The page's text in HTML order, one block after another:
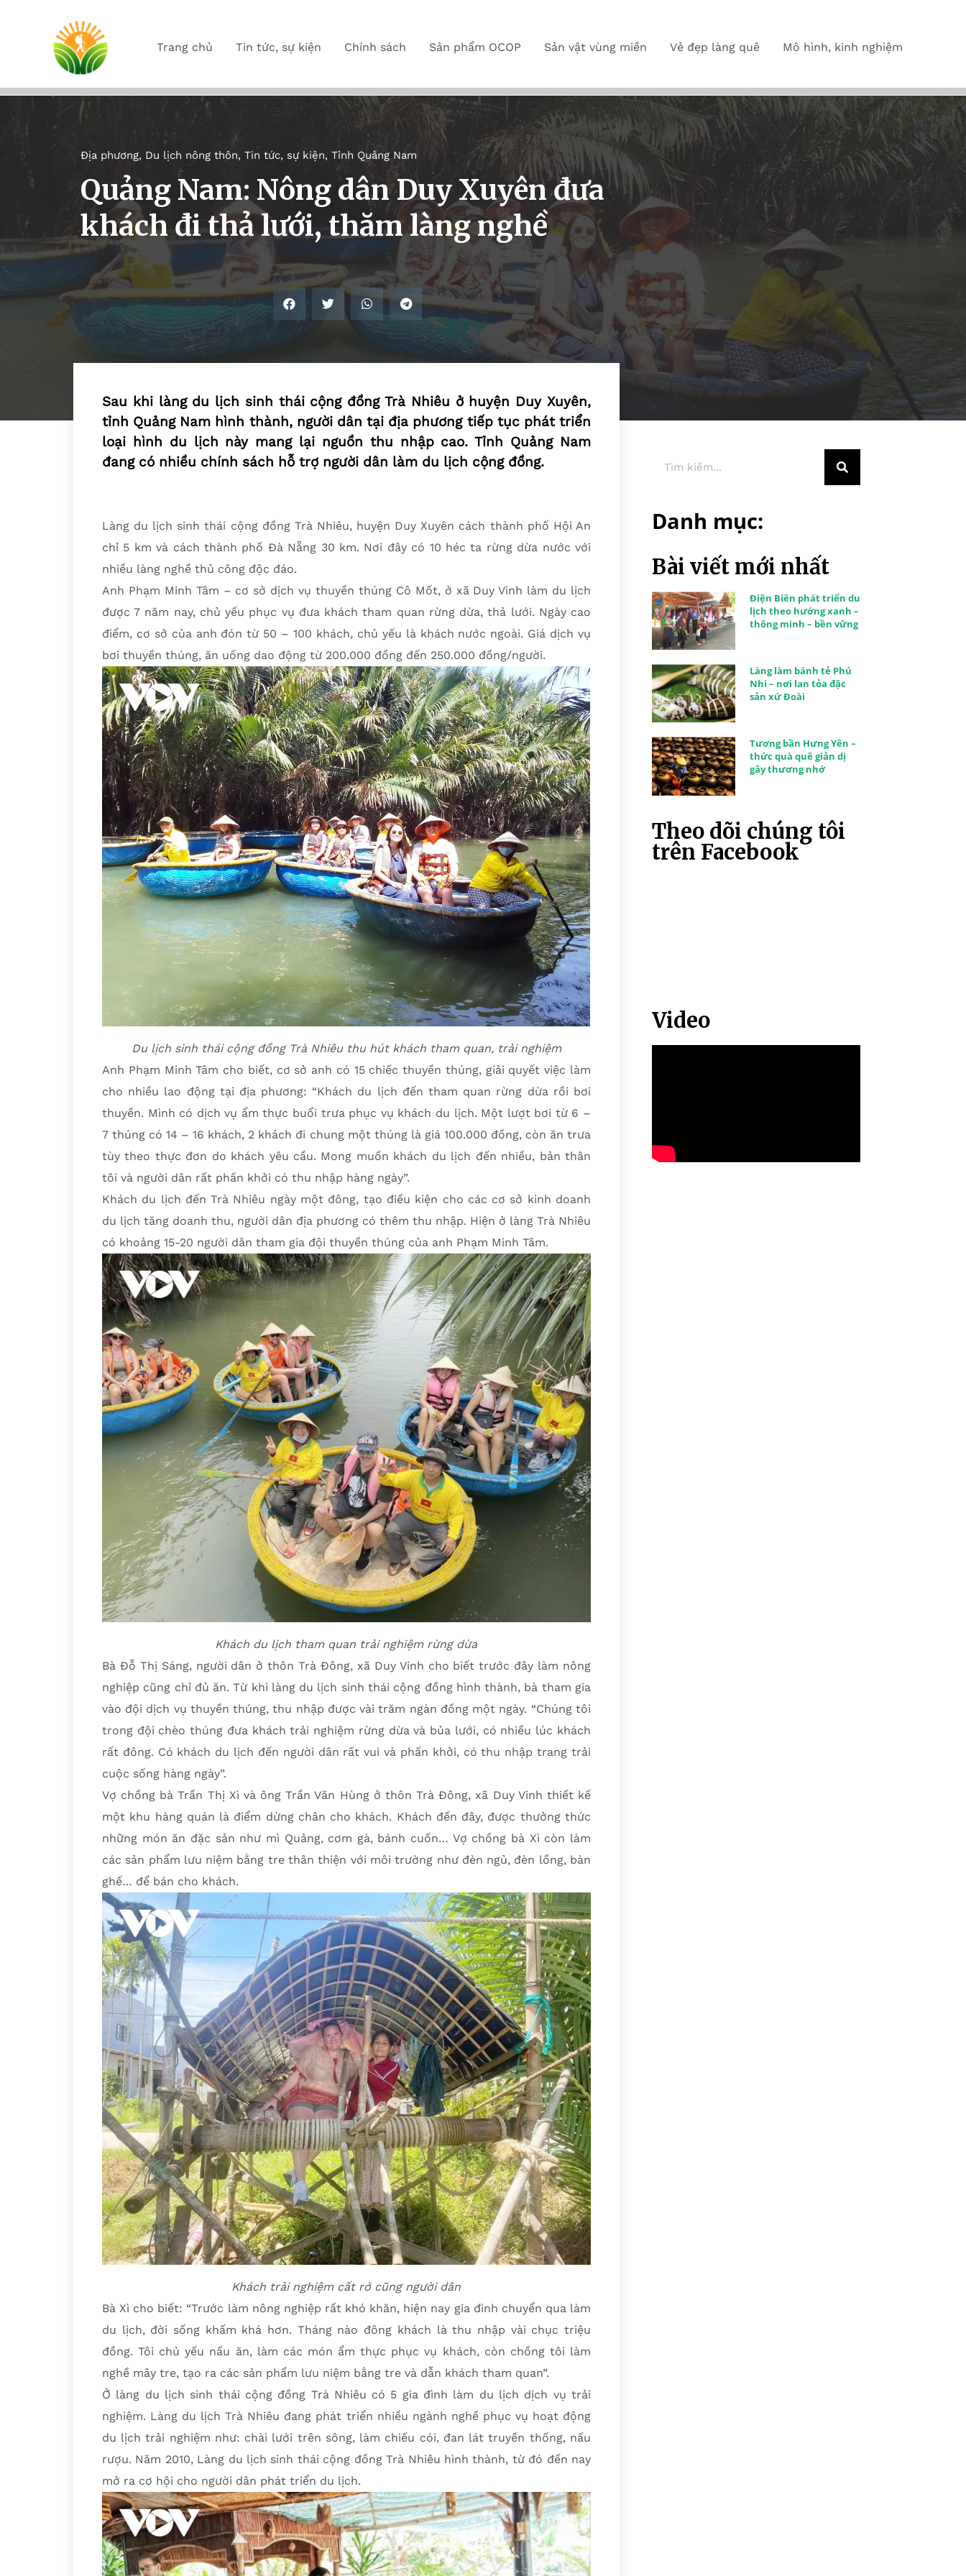
Trang chủ Tin tức, sự kiện Chính sách Sản phẩm OCOP Sản vật vùng miền Vẻ đẹp làng quê Mô hình, kinh nghiệm
Địa phương, Du lịch nông thôn, Tin tức, sự kiện, Tỉnh Quảng Nam
Quảng Nam: Nông dân Duy Xuyên đưa
khách đi thả lưới, thăm làng nghề
Sau khi làng du lịch sinh thái cộng đồng Trà Nhiêu ở huyện Duy Xuyên,
tỉnh Quảng Nam hình thành, người dân tại địa phương tiếp tục phát triển
loại hình du lịch này mang lại nguồn thu nhập cao. Tỉnh Quảng Nam
đang có nhiều chính sách hỗ trợ người dân làm du lịch cộng đồng.
Làng du lịch sinh thái cộng đồng Trà Nhiêu, huyện Duy Xuyên cách thành phố Hội An
chỉ 5 km và cách thành phố Đà Nẵng 30 km. Nơi đây có 10 héc ta rừng dừa nước với
nhiều làng nghề thủ công độc đáo.
Anh Phạm Minh Tâm – cơ sở dịch vụ thuyền thúng Cô Mốt, ở xã Duy Vinh làm du lịch
được 7 năm nay, chủ yếu phục vụ đưa khách tham quan rừng dừa, thả lưới. Ngày cao
điểm, cơ sở của anh đón từ 50 – 100 khách, chủ yếu là khách nước ngoài. Giá dịch vụ
bơi thuyền thúng, ăn uống dao động từ 200.000 đồng đến 250.000 đồng/người.
Du lịch sinh thái cộng đồng Trà Nhiêu thu hút khách tham quan, trải nghiệm
Anh Phạm Minh Tâm cho biết, cơ sở anh có 15 chiếc thuyền thúng, giải quyết việc làm
cho nhiều lao động tại địa phương: “Khách du lịch đến tham quan rừng dừa rồi bơi
thuyền. Mình có dịch vụ ẩm thực buổi trưa phục vụ khách du lịch. Một lượt bơi từ 6 –
7 thúng có 14 – 16 khách, 2 khách đi chung một thúng là giá 100.000 đồng, còn ăn trưa
tùy theo thực đơn do khách yêu cầu. Mong muốn khách du lịch đến nhiều, bản thân
tôi và người dân rất phấn khởi có thu nhập hàng ngày”.
Khách du lịch đến Trà Nhiêu ngày một đông, tạo điều kiện cho các cơ sở kinh doanh
du lịch tăng doanh thu, người dân địa phương có thêm thu nhập. Hiện ở làng Trà Nhiêu
có khoảng 15-20 người dân tham gia đội thuyền thúng của anh Phạm Minh Tâm.
Khách du lịch tham quan trải nghiệm rừng dừa
Bà Đỗ Thị Sáng, người dân ở thôn Trà Đông, xã Duy Vinh cho biết trước đây làm nông
nghiệp cũng chỉ đủ ăn. Từ khi làng du lịch sinh thái cộng đồng hình thành, bà tham gia
vào đội dịch vụ thuyền thúng, thu nhập được vài trăm ngàn đồng một ngày. “Chúng tôi
trong đội chèo thúng đưa khách trải nghiệm rừng dừa và bủa lưới, có nhiều lúc khách
rất đông. Có khách du lịch đến người dân rất vui và phấn khởi, có thu nhập trang trải
cuộc sống hàng ngày”.
Vợ chồng bà Trần Thị Xì và ông Trần Văn Hùng ở thôn Trà Đông, xã Duy Vinh thiết kế
một khu hàng quán là điểm dừng chân cho khách. Khách đến đây, được thưởng thức
những món ăn đặc sản như mì Quảng, cơm gà, bánh cuốn… Vợ chồng bà Xì còn làm
các sản phẩm lưu niệm bằng tre thân thiện với môi trường như đèn ngủ, đèn lồng, bàn
ghế… để bán cho khách.
Khách trải nghiệm cất rớ cũng người dân
Bà Xì cho biết: “Trước làm nông nghiệp rất khó khăn, hiện nay gia đình chuyển qua làm
du lịch, đời sống khấm khá hơn. Tháng nào đông khách là thu nhập vài chục triệu
đồng. Tôi chủ yếu nấu ăn, làm các món ẩm thực phục vụ khách, còn chồng tôi làm
nghề mây tre, tạo ra các sản phẩm lưu niệm bằng tre và dẫn khách tham quan”.
Ở làng du lịch sinh thái cộng đồng Trà Nhiêu có 5 gia đình làm du lịch dịch vụ trải
nghiệm. Làng du lịch Trà Nhiêu đang phát triển nhiều ngành nghề phục vụ hoạt động
du lịch trải nghiệm như: chài lưới trên sông, làm chiếu cói, đan lát truyền thống, nấu
rượu. Năm 2010, Làng du lịch sinh thái cộng đồng Trà Nhiêu hình thành, từ đó đến nay
mở ra cơ hội cho người dân phát triển du lịch.
Danh mục:
Bài viết mới nhất
Điện Biên phát triển du
lịch theo hướng xanh –
thông minh – bền vững
Làng làm bánh tẻ Phú
Nhi – nơi lan tỏa đặc
sản xứ Đoài
Tương bần Hưng Yên –
thức quà quê giản dị
gây thương nhớ
Theo dõi chúng tôi
trên Facebook
Video